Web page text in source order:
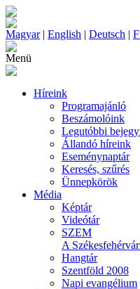
Magyar| English | Deutsch |
Menü
Híreink
Programajánló
Beszámolóink
Legutóbbi
Állandó híreink
Eseménynaptár
Keresés, szűrés
Ünnepkörök
Média
Képtár
Videótár
SZEM
A
Hangtár
Szentföld 2008
Napi evangélium